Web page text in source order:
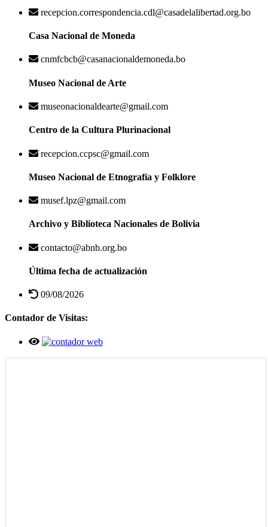
recepcion.correspondencia.cdl@casadelalibertad.org.bo
Casa Nacional de Moneda
cnmfcbcb@casanacionaldemoneda.bo
Museo Nacional de Arte
museonacionaldearte@gmail.com
Centro de la Cultura Plurinacional
recepcion.ccpsc@gmail.com
Museo Nacional de Etnografía y Folklore
musef.lpz@gmail.com
Archivo y Biblioteca Nacionales de Bolivia
contacto@abnb.org.bo
Última fecha de actualización
09/08/2026
Contador de Visitas: